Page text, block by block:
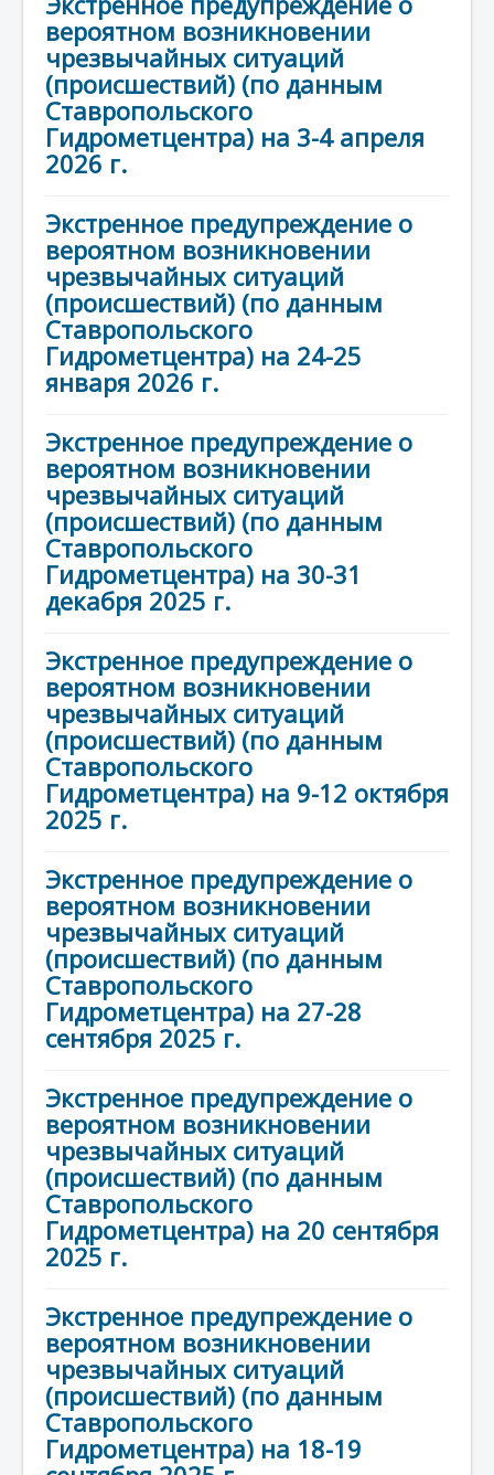
вероятном возникновении
чрезвычайных ситуаций
(происшествий) (по данным
Ставропольского
Гидрометцентра) на 3-4 апреля
2026 г.
Экстренное предупреждение о
вероятном возникновении
чрезвычайных ситуаций
(происшествий) (по данным
Ставропольского
Гидрометцентра) на 24-25
января 2026 г.
Экстренное предупреждение о
вероятном возникновении
чрезвычайных ситуаций
(происшествий) (по данным
Ставропольского
Гидрометцентра) на 30-31
декабря 2025 г.
Экстренное предупреждение о
вероятном возникновении
чрезвычайных ситуаций
(происшествий) (по данным
Ставропольского
Гидрометцентра) на 9-12 октября
2025 г.
Экстренное предупреждение о
вероятном возникновении
чрезвычайных ситуаций
(происшествий) (по данным
Ставропольского
Гидрометцентра) на 27-28
сентября 2025 г.
Экстренное предупреждение о
вероятном возникновении
чрезвычайных ситуаций
(происшествий) (по данным
Ставропольского
Гидрометцентра) на 20 сентября
2025 г.
Экстренное предупреждение о
вероятном возникновении
чрезвычайных ситуаций
(происшествий) (по данным
Ставропольского
Гидрометцентра) на 18-19